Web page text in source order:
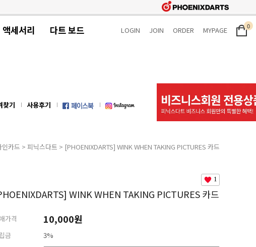
액세서리 다트 보드 LOGIN JOIN ORDER MYPAGE 0
찾기 사용후기
카드 > 피닉스다트 > [PHOENIXDARTS] WINK WHEN TAKING PICTURES 카드
1
WINK WHEN TAKING PICTURES 카드
가격 10,000원
금
3%